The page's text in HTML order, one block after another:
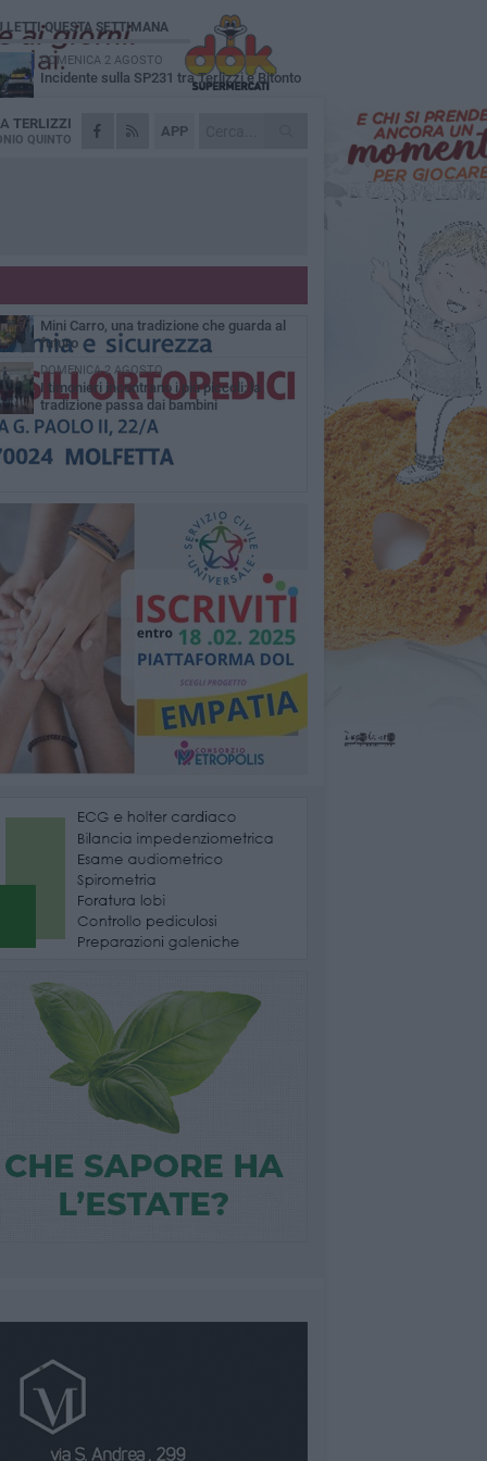
APP
TERLIZZI
QUINTO
LETTI QUESTA SETTIMANA
DOMENICA 2 AGOSTO
Incidente sulla SP231 tra Terlizzi e Bitonto
GIOVEDÌ 6 AGOSTO
A Terlizzi nasce il comitato di Futuro
Festa Maggiore, il programma del 6 agosto
MARTEDÌ 4 AGOSTO
Mini Carro, una tradizione che guarda al
futuro
DOMENICA 2 AGOSTO
I timonieri incontrano i più piccoli: la
tradizione passa dai bambini